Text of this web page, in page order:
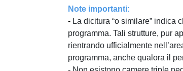
Note importanti:
- La dicitura “o similare”
programma. Tali strutture, pur
rientrando ufficialmente
programma, anche qualora il